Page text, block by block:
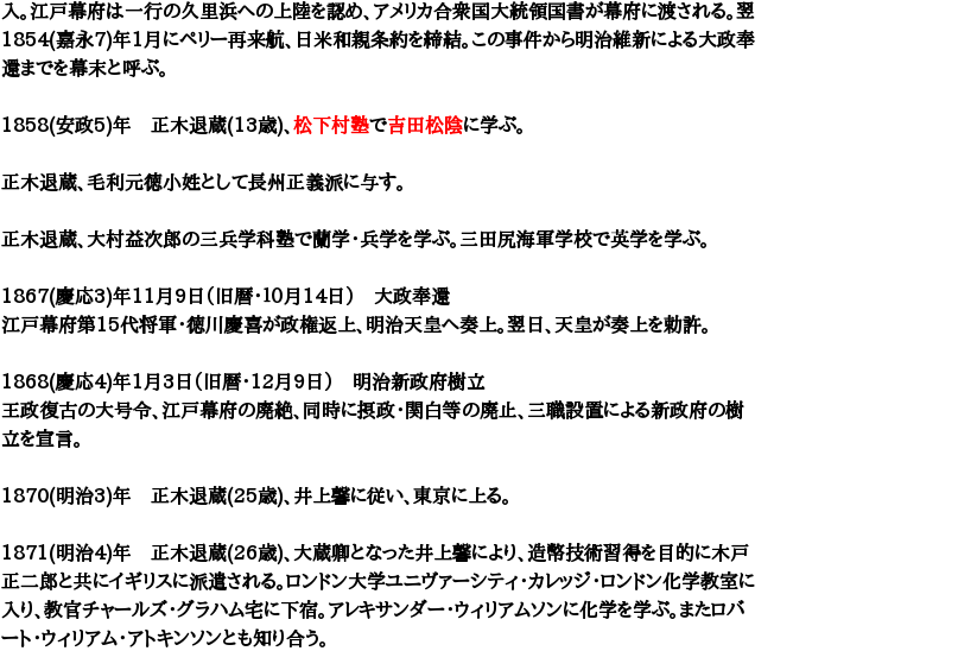
入。江戸幕府は一行の久里浜への上陸を認め、アメリカ合衆国大統領国書が幕府に渡される。翌
1854(嘉永7)年1月にペリー再来航、日米和親条約を締結。この事件から明治維新による大政奉
還までを幕末と呼ぶ。
1858(安政5)年 正木退蔵(13歳)、 松下村塾で吉田松陰に学ぶ。
正木退蔵、毛利元徳小姓として長州正義派に与す。
正木退蔵、大村益次郎の三兵学科塾で蘭学・兵学を学ぶ。三田尻海軍学校で英学を学ぶ。
1867(慶応3)年11月9日（旧暦・１０月14日） 大政奉還
江戸幕府第15代将軍・徳川慶喜が政権返上、明治天皇へ奏上。翌日、天皇が奏上を勅許。
1868(慶応4)年1月3日（旧暦・12月9日） 明治新政府樹立
王政復古の大号令、江戸幕府の廃絶、同時に摂政・関白等の廃止、三職設置による新政府の樹
立を宣言。
1870(明治3)年 正木退蔵(25歳)、井上馨に従い、東京に上る。
1871(明治4)年 正木退蔵(26歳)、大蔵卿となった井上馨により、造幣技術習得を目的に木戸
正二郎と共にイギリスに派遣される。ロンドン大学ユニヴァーシティ・カレッジ・ロンドン化学教室に
入り、教官チャールズ・グラハム宅に下宿。アレキサンダー・ウィリアムソンに化学を学ぶ。またロバ
ート・ウィリアム・アトキンソンとも知り合う。